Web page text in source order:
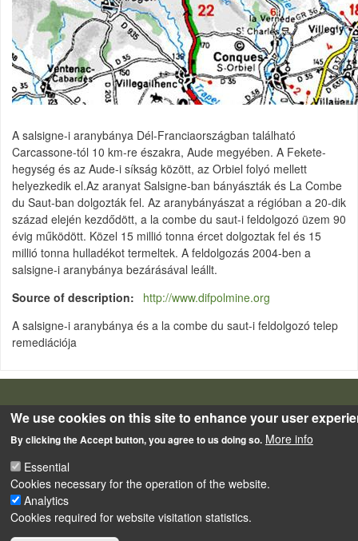
A salsigne-i aranybánya Dél-Franciaországban található
Carcassone-tól 10 km-re északra, Aude megyében. A Fekete-
hegység és az Aude-i síkság között, az Orbiel folyó mellett
helyezkedik el.Az aranyat Salsigne-ban bányászták és La Combe
du Saut-ban dolgozták fel. Az aranybányászat a régióban a 20-dik
század elején kezdődött, a la combe du saut-i feldolgozó üzem 90
évig működött. Közel 15 millió tonna ércet dolgoztak fel és 15
millió tonna hulladékot termeltek. A feldolgozás 2004-ben a
salsigne-i aranybánya bezárásával leállt.
Source of description
http://www.difpolmine.org
A salsigne-i aranybánya és a la combe du saut-i feldolgozó telep
remediációja
LÁBLÉC
Impressum
Powered by Drupal
We use cookies on this site to enhance your user
By clicking the Accept button, you agree to us doing so. More info
Essential
Cookies necessary for the operation of the website.
Analytics
Cookies required for website visitation statistics.